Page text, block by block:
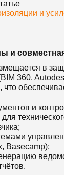
и
и
в
360,
и
Basecamp);